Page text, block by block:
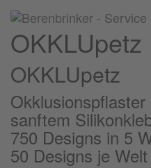
OKKLUpetz
OKKLUpetz
sanftem
750 Designs in 5
50 Designs je